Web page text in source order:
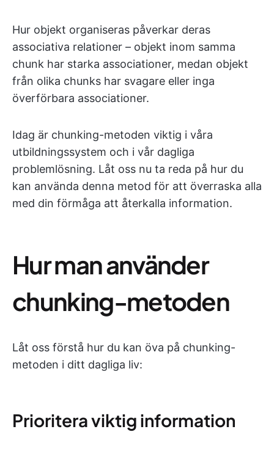
Hur objekt organiseras påverkar deras
associativa relationer – objekt inom samma
chunk har starka associationer, medan objekt
från olika chunks har svagare eller inga
överförbara associationer.
Idag är chunking-metoden viktig i våra
utbildningssystem och i vår dagliga
problemlösning. Låt oss nu ta reda på hur du
kan använda denna metod för att överraska alla
med din förmåga att återkalla information.
Hur man använder
chunking-metoden
Låt oss förstå hur du kan öva på chunking-
metoden i ditt dagliga liv:
Prioritera viktig information